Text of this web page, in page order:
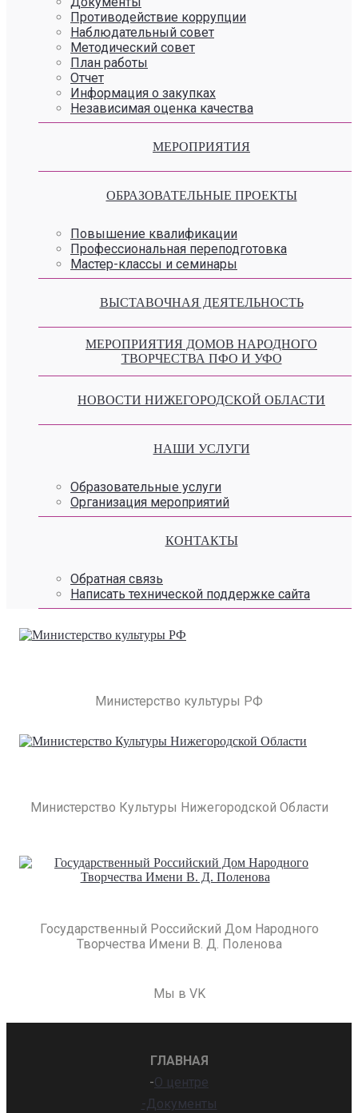
Противодействие коррупции
Наблюдательный совет
Методический совет
План работы
Отчет
Информация о закупках
Независимая оценка качества
МЕРОПРИЯТИЯ
ОБРАЗОВАТЕЛЬНЫЕ ПРОЕКТЫ
Повышение квалификации
Профессиональная переподготовка
Мастер-классы и семинары
ВЫСТАВОЧНАЯ ДЕЯТЕЛЬНОСТЬ
МЕРОПРИЯТИЯ ДОМОВ НАРОДНОГО
ТВОРЧЕСТВА ПФО И УФО
НОВОСТИ НИЖЕГОРОДСКОЙ ОБЛАСТИ
НАШИ УСЛУГИ
Образовательные услуги
Организация мероприятий
КОНТАКТЫ
Обратная связь
Написать технической поддержке сайта
Министерство культуры РФ
Министерство Культуры Нижегородской Области
Государственный Российский Дом Народного
Творчества Имени В. Д. Поленова
Мы в VK
ГЛАВНАЯ
-О центре
-Документы